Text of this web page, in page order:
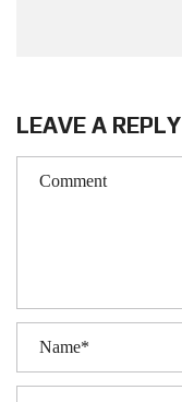
LEAVE A REPLY